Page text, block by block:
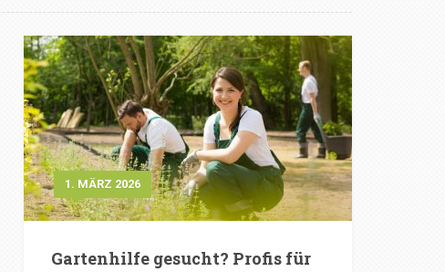
1. MÄRZ 2026
Gartenhilfe gesucht? Profis für